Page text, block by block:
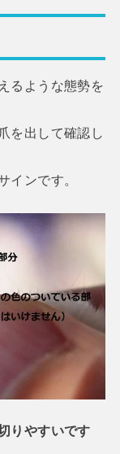
るような態勢を
を出して確認し
インです。
りやすいです